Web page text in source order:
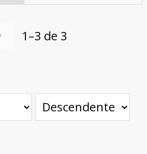
1–3 de 3